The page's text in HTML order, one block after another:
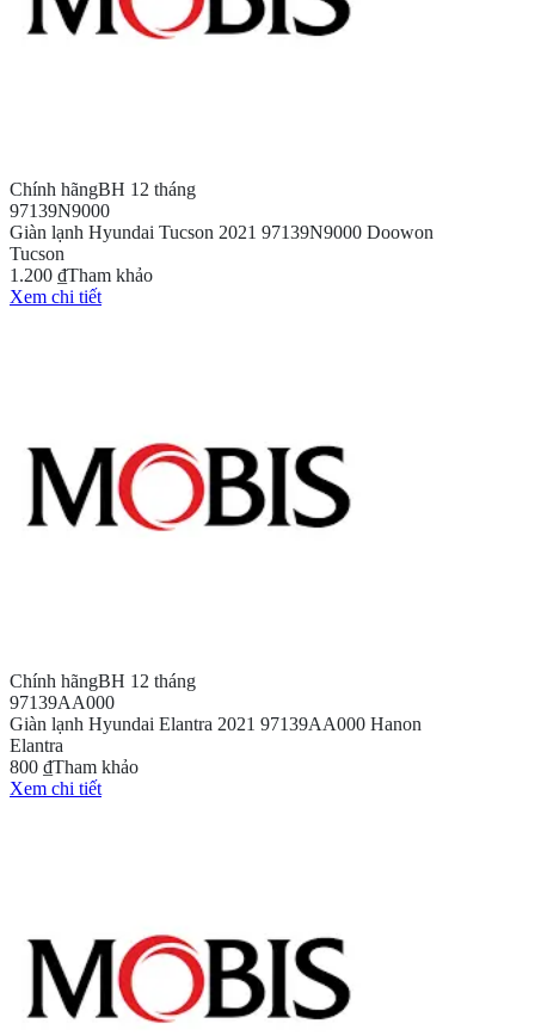
Chính hãngBH 12 tháng
97139N9000
Giàn lạnh Hyundai Tucson 2021 97139N9000 Doowon
Tucson
1.200 ₫Tham khảo
Xem chi tiết
Chính hãngBH 12 tháng
97139AA000
Giàn lạnh Hyundai Elantra 2021 97139AA000 Hanon
Elantra
800 ₫Tham khảo
Xem chi tiết